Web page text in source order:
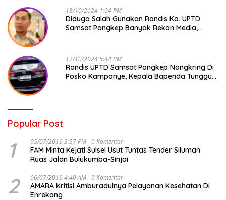
18/10/2024 1:04 PM
Diduga Salah Gunakan Randis Ka. UPTD
Samsat Pangkep Banyak Rekan Media,
17/10/2024 5:44 PM
Randis UPTD Samsat Pangkep Nangkring Di
Posko Kampanye, Kepala Bapenda Tunggu
Popular Post
1 05/07/2019 3:57 PM 0 Komentar
FAM Minta Kejati Sulsel Usut Tuntas Tender Siluman
Ruas Jalan Bulukumba-Sinjai
2 06/07/2019 4:40 AM 0 Komentar
AMARA Kritisi Amburadulnya Pelayanan Kesehatan Di
Enrekang